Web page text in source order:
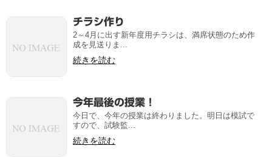
チラシ作り
2～4月に出す新年度用チラシは、満席状態のため作
成を見送りま...
続きを読む
今年最後の授業！
今日で、今年の授業は終わりました。明日は模試で
すので、試験監...
続きを読む